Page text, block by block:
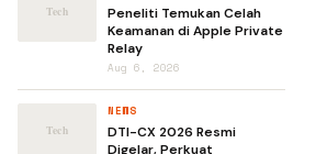
Peneliti Temukan Celah
Keamanan di Apple Private
Relay
Aug 6, 2026
NEWS
DTI-CX 2026 Resmi
Digelar, Perkuat